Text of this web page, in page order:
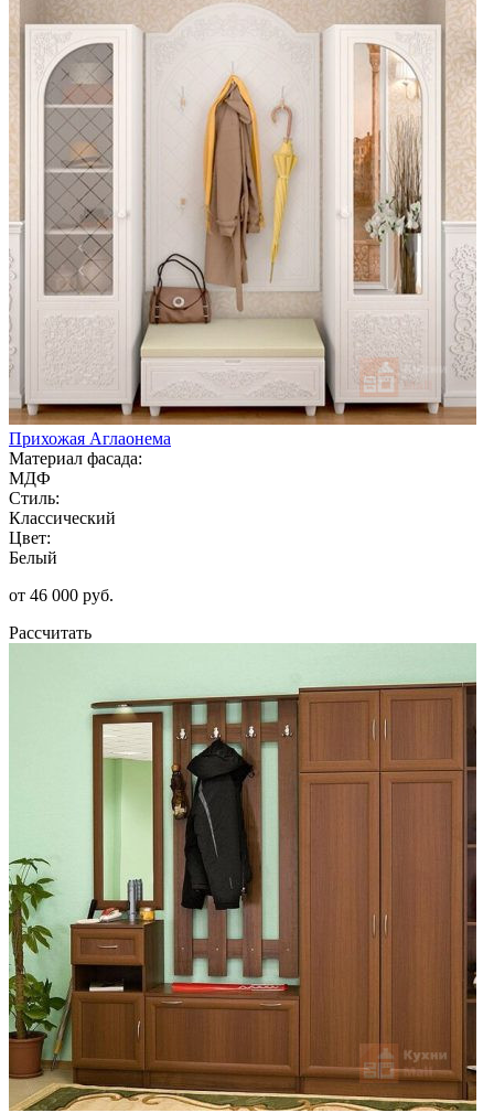
Прихожая Аглаонема
Материал фасада:
МДФ
Стиль:
Классический
Цвет:
Белый
от 46 000 руб.
Рассчитать